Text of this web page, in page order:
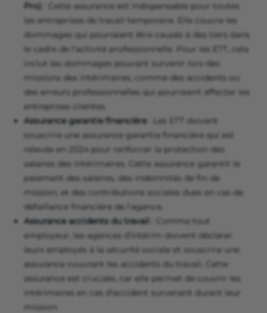
Pro)
: Cette assurance est indispensable pour toutes
les entreprises de travail temporaire. Elle couvre les
dommages qui pourraient être causés à des tiers dans
le cadre de l'activité professionnelle. Pour les ETT, cela
inclut les dommages pouvant survenir lors des
missions des intérimaires, comme des accidents ou
des erreurs professionnelles qui pourraient affecter les
entreprises clientes.
Assurance garantie financière: Les ETT doivent
souscrire une assurance garantie financière qui est
relevée en 2024 pour renforcer la protection des
salaires des intérimaires. Cette assurance garantit le
paiement des salaires, des indemnités de fin de
mission, et des contributions sociales dues en cas de
défaillance financière de l'agence.
Assurance accidents du travail
: Comme tout
employeur, les agences d'intérim doivent déclarer
leurs employés à la sécurité sociale et souscrire une
assurance couvrant les accidents du travail. Cette
assurance est cruciale, car elle permet de couvrir les
intérimaires en cas d'accident survenant durant leur
mission.